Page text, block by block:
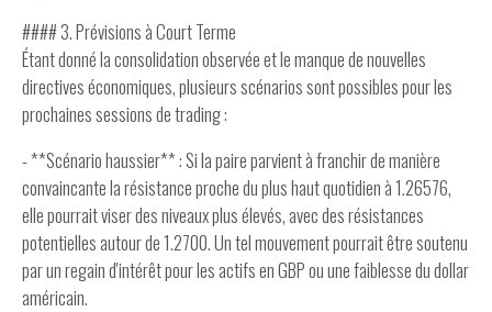
#### 3. Prévisions à Court Terme
Étant donné la consolidation observée et le manque de nouvelles
directives économiques, plusieurs scénarios sont possibles pour les
prochaines sessions de trading :
- **Scénario haussier** : Si la paire parvient à franchir de manière
convaincante la résistance proche du plus haut quotidien à 1.26576,
elle pourrait viser des niveaux plus élevés, avec des résistances
potentielles autour de 1.2700. Un tel mouvement pourrait être soutenu
par un regain d'intérêt pour les actifs en GBP ou une faiblesse du dollar
américain.